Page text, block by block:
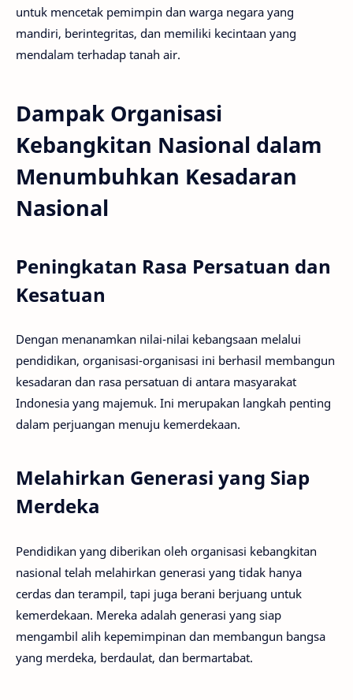
untuk mencetak pemimpin dan warga negara yang
mandiri, berintegritas, dan memiliki kecintaan yang
mendalam terhadap tanah air.
Dampak Organisasi
Kebangkitan Nasional dalam
Menumbuhkan Kesadaran
Nasional
Peningkatan Rasa Persatuan dan
Kesatuan
Dengan menanamkan nilai-nilai kebangsaan melalui
pendidikan, organisasi-organisasi ini berhasil membangun
kesadaran dan rasa persatuan di antara masyarakat
Indonesia yang majemuk. Ini merupakan langkah penting
dalam perjuangan menuju kemerdekaan.
Melahirkan Generasi yang Siap
Merdeka
Pendidikan yang diberikan oleh organisasi kebangkitan
nasional telah melahirkan generasi yang tidak hanya
cerdas dan terampil, tapi juga berani berjuang untuk
kemerdekaan. Mereka adalah generasi yang siap
mengambil alih kepemimpinan dan membangun bangsa
yang merdeka, berdaulat, dan bermartabat.